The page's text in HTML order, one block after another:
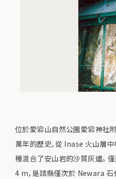
位於愛宕山自然公園愛宕神社
萬年的歷史，從 Inase 火山層
種混合了安山岩的沙質灰燼。
4 m，是該縣僅次於 Newara 石